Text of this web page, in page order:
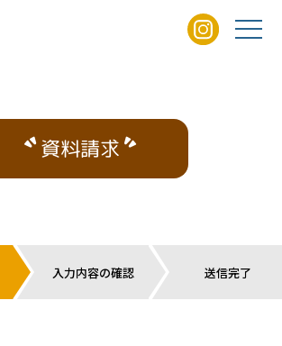
資料請求
入力内容の確認 送信完了